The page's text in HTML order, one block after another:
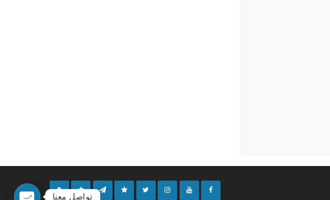
تواصل معنا